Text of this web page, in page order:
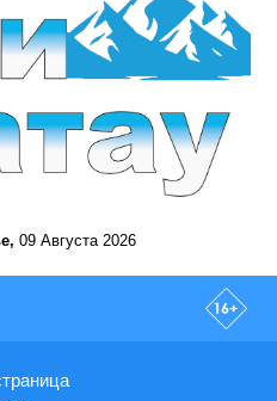
09 Августа 2026